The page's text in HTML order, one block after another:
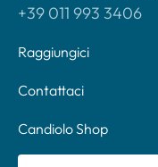
+39 011 993 3406
Raggiungici
Contattaci
Candiolo Shop